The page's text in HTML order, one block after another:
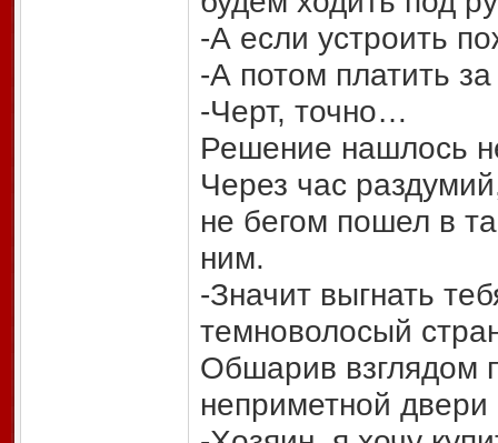
-А если устроить
-А потом платить
-Черт, точно…
Решение нашлось
Через час
не бегом пошел в
ним.
-Значит выгнать
темноволосый
Обшарив взглядом
неприметной